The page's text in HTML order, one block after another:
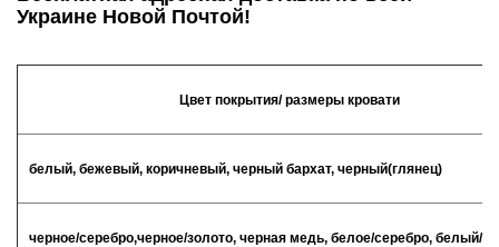
Украине Новой Почтой!
Цвет покрытия/ размеры кровати
белый, бежевый, коричневый, черный бархат, черный(глянец)
черное/серебро,черное/золото, черная медь, белое/серебро, белый/